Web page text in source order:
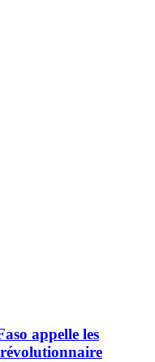
appelle les